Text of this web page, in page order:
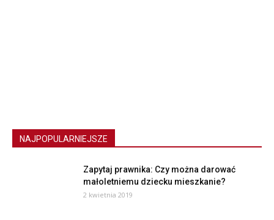
NAJPOPULARNIEJSZE
Zapytaj prawnika: Czy można darować
małoletniemu dziecku mieszkanie?
2 kwietnia 2019